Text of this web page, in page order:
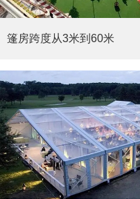
篷房跨度从3米到60米